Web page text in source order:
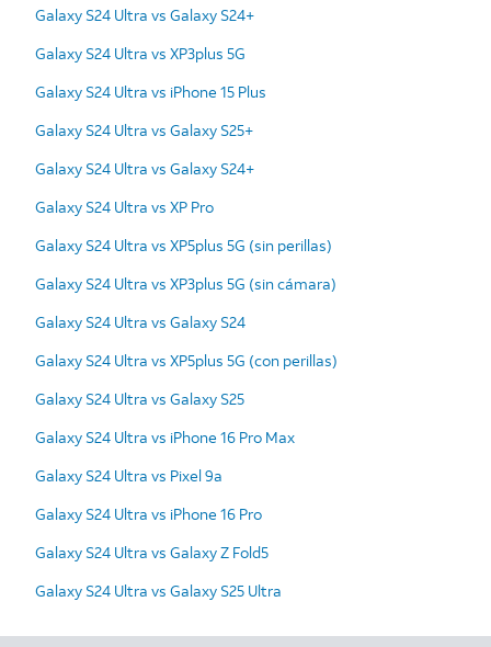
Galaxy S24 Ultra vs Galaxy S24+
Galaxy S24 Ultra vs XP3plus 5G
Galaxy S24 Ultra vs iPhone 15 Plus
Galaxy S24 Ultra vs Galaxy S25+
Galaxy S24 Ultra vs Galaxy S24+
Galaxy S24 Ultra vs XP Pro
Galaxy S24 Ultra vs XP5plus 5G (sin perillas)
Galaxy S24 Ultra vs XP3plus 5G (sin cámara)
Galaxy S24 Ultra vs Galaxy S24
Galaxy S24 Ultra vs XP5plus 5G (con perillas)
Galaxy S24 Ultra vs Galaxy S25
Galaxy S24 Ultra vs iPhone 16 Pro Max
Galaxy S24 Ultra vs Pixel 9a
Galaxy S24 Ultra vs iPhone 16 Pro
Galaxy S24 Ultra vs Galaxy Z Fold5
Galaxy S24 Ultra vs Galaxy S25 Ultra